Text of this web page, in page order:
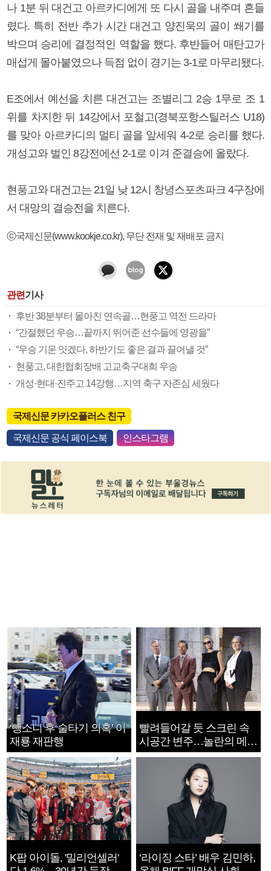
나 1분 뒤 대건고 아르카디에게 또 다시 골을 내주며 흔들
렸다. 특히 전반 추가 시간 대건고 양진욱의 골이 쐐기를
박으며 승리에 결정적인 역할을 했다. 후반들어 매탄고가
매섭게 몰아붙였으나 득점 없이 경기는 3-1로 마무리됐다.
E조에서 예선을 치른 대건고는 조별리그 2승 1무로 조 1
위를 차지한 뒤 14강에서 포철고(경북포항스틸러스 U18)
를 맞아 아르카디의 멀티 골을 앞세워 4-2로 승리를 했다.
개성고와 벌인 8강전에선 2-1로 이겨 준결승에 올랐다.
현풍고와 대건고는 21일 낮 12시 창녕스포츠파크 4구장에
서 대망의 결승전을 치른다.
ⓒ국제신문(www.kookje.co.kr), 무단 전재 및 재배포 금지
관련기사
후반 38분부터 몰아친 연속골…현풍고 역전 드라마
“간절했던 우승…끝까지 뛰어준 선수들에 영광을”
“우승 기운 잇겠다, 하반기도 좋은 결과 끌어낼 것”
현풍고, 대한협회장배 고교축구대회 우승
개성·현대·진주고 14강행…지역 축구 자존심 세웠다
국제신문 카카오플러스 친구
국제신문 공식 페이스북 인스타그램
‘뺑소니 후 술타기 의혹’ 이
재룡 재판행
빨려들어갈 듯 스크린 속
시공간 변주…놀란의 메시
지는 ‘전쟁 속죄’
K팝 아이돌, '밀리언셀러'
‘라이징 스타’ 배우 김민하,